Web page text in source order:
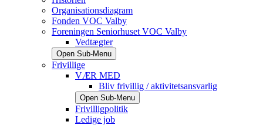
Organisationsdiagram
Fonden VOC Valby
Foreningen Seniorhuset VOC Valby
Vedtægter
Open Sub-Menu
Frivillige
VÆR MED
Bliv frivillig / aktivitetsansvarlig
Open Sub-Menu
Frivilligpolitik
Ledige job